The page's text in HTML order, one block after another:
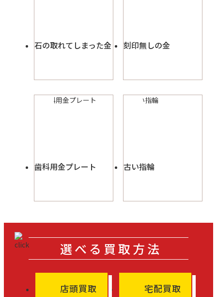
石の取れてしまった金 刻印無しの金
歯科用金プレート 古い指輪
選べる買取方法
店頭買取 宅配買取